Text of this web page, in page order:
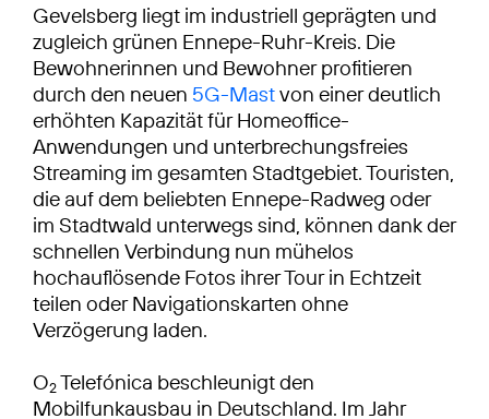
Gevelsberg liegt im industriell geprägten und
zugleich grünen Ennepe-Ruhr-Kreis. Die
Bewohnerinnen und Bewohner profitieren
durch den neuen 5G-Mastvon einer deutlich
erhöhten Kapazität für Homeoffice-
Anwendungen und unterbrechungsfreies
Streaming im gesamten Stadtgebiet. Touristen,
die auf dem beliebten Ennepe-Radweg oder
im Stadtwald unterwegs sind, können dank der
schnellen Verbindung nun mühelos
hochauflösende Fotos ihrer Tour in Echtzeit
teilen oder Navigationskarten ohne
Verzögerung laden.
O2Telefónica beschleunigt den
Mobilfunkausbau in Deutschland. Im Jahr